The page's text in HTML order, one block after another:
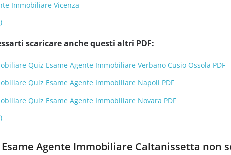
Immobiliare Vicenza
scaricare anche questi altri PDF:
Quiz Esame Agente Immobiliare Verbano Cusio Ossola PDF
Quiz Esame Agente Immobiliare Napoli PDF
Quiz Esame Agente Immobiliare Novara PDF
Esame Agente Immobiliare Caltanissetta non